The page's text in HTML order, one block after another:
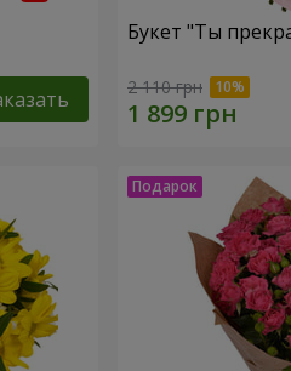
Букет "Ты
2 110 грн